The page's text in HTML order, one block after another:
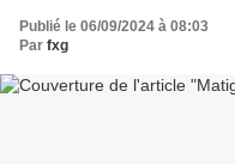
Publié le 06/09/2024 à 08:03
Par fxg